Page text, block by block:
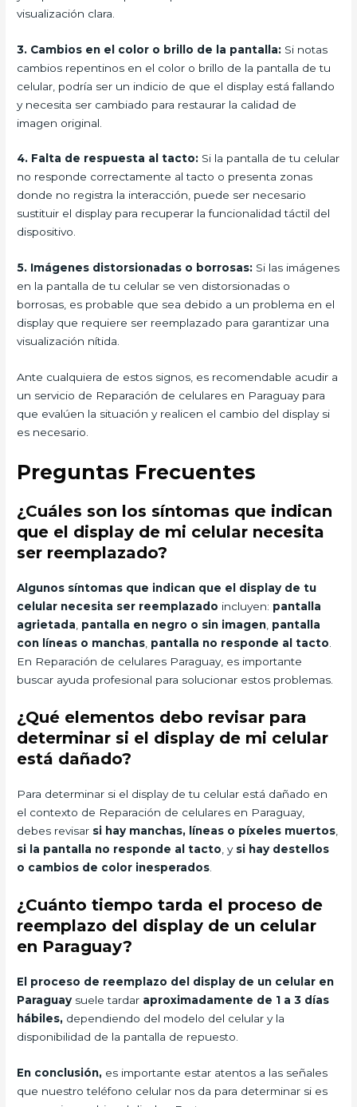
visualización clara.
3. Cambios en el color o brillo de la pantalla: Si notas
cambios repentinos en el color o brillo de la pantalla de tu
celular, podría ser un indicio de que el display está fallando
y necesita ser cambiado para restaurar la calidad de
imagen original.
4. Falta de respuesta al tacto: Si la pantalla de tu celular
no responde correctamente al tacto o presenta zonas
donde no registra la interacción, puede ser necesario
sustituir el display para recuperar la funcionalidad táctil del
dispositivo.
5. Imágenes distorsionadas o borrosas: Si las imágenes
en la pantalla de tu celular se ven distorsionadas o
borrosas, es probable que sea debido a un problema en el
display que requiere ser reemplazado para garantizar una
visualización nítida.
Ante cualquiera de estos signos, es recomendable acudir a
un servicio de Reparación de celulares en Paraguay para
que evalúen la situación y realicen el cambio del display si
es necesario.
Preguntas Frecuentes
¿Cuáles son los síntomas que indican
que el display de mi celular necesita
ser reemplazado?
Algunos síntomas que indican que el display de tu
celular necesita ser reemplazado incluyen: pantalla
agrietada pantalla en negro o sin imagen pantalla
con líneas o manchas pantalla no responde al tacto
En Reparación de celulares Paraguay, es importante
buscar ayuda profesional para solucionar estos problemas.
¿Qué elementos debo revisar para
determinar si el display de mi celular
está dañado?
Para determinar si el display de tu celular está dañado en
el contexto de Reparación de celulares en Paraguay,
debes revisar si hay manchas, líneas o píxeles muertos
si la pantalla no responde al tacto , y si hay destellos
o cambios de color inesperados
¿Cuánto tiempo tarda el proceso de
reemplazo del display de un celular
en Paraguay?
El proceso de reemplazo del display de un celular en
Paraguay suele tardar aproximadamente de 1 a 3 días
hábiles, dependiendo del modelo del celular y la
disponibilidad de la pantalla de repuesto.
En conclusión, es importante estar atentos a las señales
que nuestro teléfono celular nos da para determinar si es